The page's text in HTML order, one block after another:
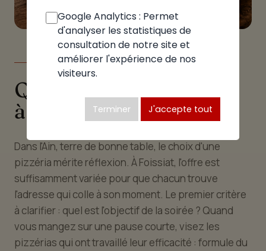
LE GUIDE
Quelle pizzeria choisir
à Foissiat
Dans l'Ain, terre de bonne table, le choix d'une
pizzéria mérite réflexion. À Foissiat, l'offre est
suffisamment variée pour que chacun trouve
l'adresse qui colle à son moment. Le premier critère
à clarifier : quel est l'objectif de la soirée ? Quand
vous mangez sur une pause courte, visez les
pizzérias qui ont travaillé leur efficacité : formule du
Google Analytics : Permet
d'analyser les statistiques de
consultation de notre site et
améliorer l'expérience de nos
visiteurs.
Terminer J'accepte tout